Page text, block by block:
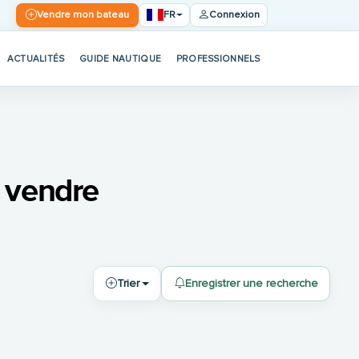
Vendre mon bateau FR Connexion
ACTUALITÉS GUIDE NAUTIQUE PROFESSIONNELS
Trier Enregistrer une recherche